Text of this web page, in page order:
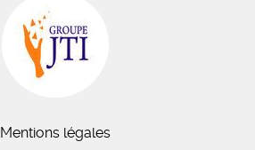
Mentions légales